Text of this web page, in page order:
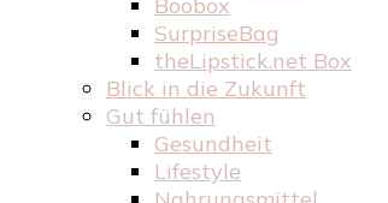
Boobox
SurpriseBag
theLipstick.net Box
Blick in die Zukunft
Gut fühlen
Gesundheit
Lifestyle